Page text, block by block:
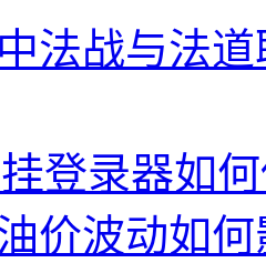
法战与法
登录器如
价波动如